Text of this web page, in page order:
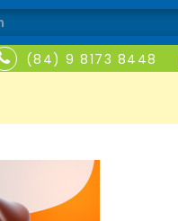
(84) 9 8173 8448